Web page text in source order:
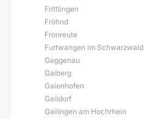
Frittlingen
Fröhnd
Fronreute
Furtwangen im Schwarzwald
Gaggenau
Gaiberg
Gaienhofen
Gaildorf
Gailingen am Hochrhein